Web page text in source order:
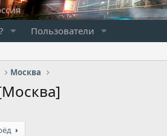
Пользователи
Москва